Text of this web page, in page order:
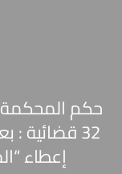
32 قضائية
إعطاء